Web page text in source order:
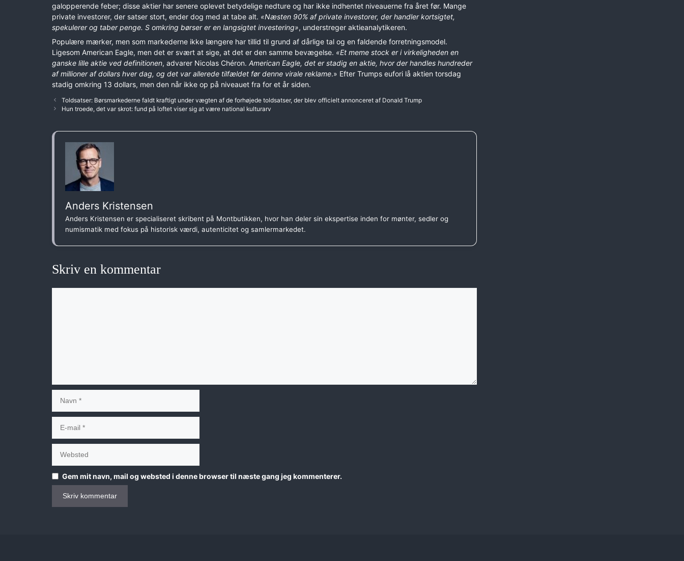
galopperende feber; disse aktier har senere oplevet betydelige nedture og har ikke indhentet niveauerne fra året før. Mange
private investorer, der satser stort, ender dog med at tabe alt. «Næsten 90% af private investorer, der handler kortsigtet,
spekulerer og taber penge. S omkring børser er en langsigtet investering», understreger aktieanalytikeren.
Populære mærker, men som markederne ikke længere har tillid til grund af dårlige tal og en faldende forretningsmodel.
Ligesom American Eagle, men det er svært at sige, at det er den samme bevægelse. «Et meme stock er i virkeligheden en
ganske lille aktie ved definitionen, advarer Nicolas Chéron. American Eagle, det er stadig en aktie, hvor der handles hundreder
af millioner af dollars hver dag, og det var allerede tilfældet før denne virale reklame.» Efter Trumps eufori lå aktien torsdag
stadig omkring 13 dollars, men den når ikke op på niveauet fra for et år siden.
Toldsatser: Børsmarkederne faldt kraftigt under vægten af de forhøjede toldsatser, der blev officielt annonceret af Donald Trump
Hun troede, det var skrot: fund på loftet viser sig at være national kulturarv
Anders Kristensen
Anders Kristensen er specialiseret skribent på Montbutikken, hvor han deler sin ekspertise inden for mønter, sedler og
numismatik med fokus på historisk værdi, autenticitet og samlermarkedet.
Skriv en kommentar
mail
Gem mit navn, mail og websted i denne browser til næste gang jeg kommenterer.